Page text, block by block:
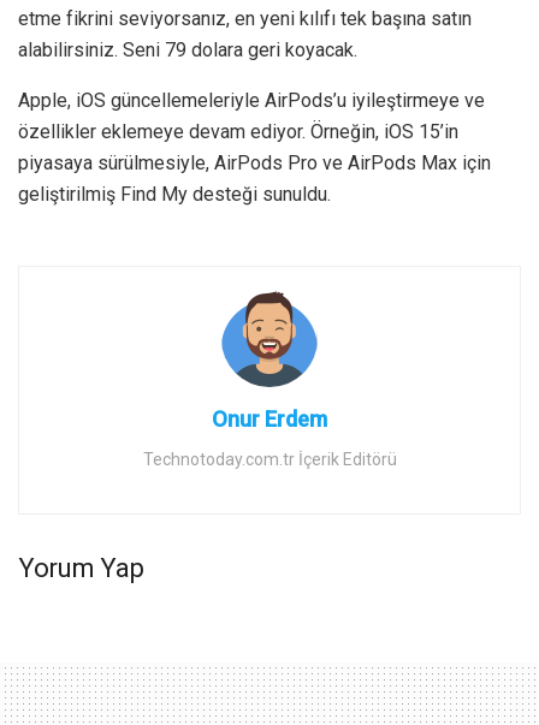
etme fikrini seviyorsanız, en yeni kılıfı tek başına satın
alabilirsiniz. Seni 79 dolara geri koyacak.
Apple, iOS güncellemeleriyle AirPods’u iyileştirmeye ve
özellikler eklemeye devam ediyor. Örneğin, iOS 15’in
piyasaya sürülmesiyle, AirPods Pro ve AirPods Max için
geliştirilmiş Find My desteği sunuldu.
Onur Erdem
Technotoday.com.tr İçerik Editörü
Yorum Yap